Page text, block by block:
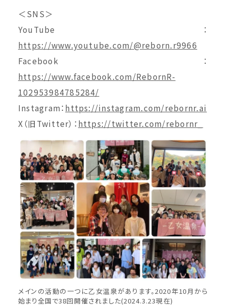
＜SNS＞
YouTube：
https://www.youtube.com/@reborn.r9966
Facebook：
https://www.facebook.com/RebornR-
102953984785284/
Instagram： https://instagram.com/rebornr.ai
X（旧Twitter）： https://twitter.com/rebornr_
メインの活動の一つに乙女温泉があります。2020年10月から
始まり全国で38回開催されました(2024.3.23現在)